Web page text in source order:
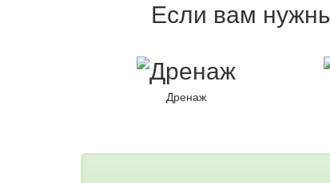
Если вам
Дренаж